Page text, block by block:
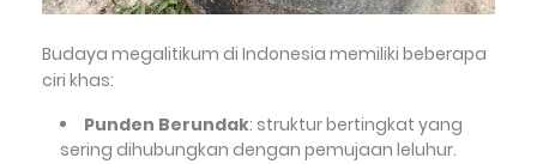
Budaya megalitikum di Indonesia memiliki beberapa
ciri khas:
Punden Berundak: struktur bertingkat yang
sering dihubungkan dengan pemujaan leluhur.